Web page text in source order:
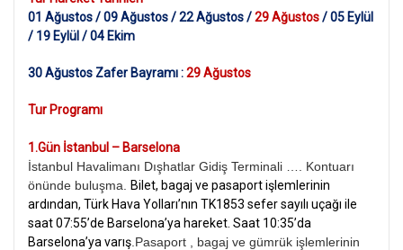
01 Ağustos / 09 Ağustos / 22 Ağustos /29 Ağustos/ 05 Eylül
/ 19 Eylül / 04 Ekim
30 Ağustos Zafer Bayramı :29 Ağustos
Tur Programı
1.Gün İstanbul – Barselona
İstanbul Havalimanı Dışhatlar Gidiş Terminali …. Kontuarı
önünde buluşma.
Bilet, bagaj ve pasaport işlemlerinin
ardından, Türk Hava Yolları’nın TK1853 sefer sayılı uçağı ile
saat 07:55’de Barselona’ya hareket. Saat 10:35’da
Barselona’ya varış .Pasaport , bagaj ve gümrük işlemlerinin